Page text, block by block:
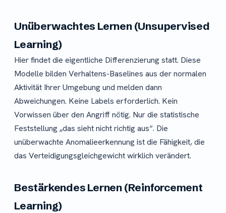
Unüberwachtes Lernen (Unsupervised
Learning)
Hier findet die eigentliche Differenzierung statt. Diese
Modelle bilden Verhaltens-Baselines aus der normalen
Aktivität Ihrer Umgebung und melden dann
Abweichungen. Keine Labels erforderlich. Kein
Vorwissen über den Angriff nötig. Nur die statistische
Feststellung „das sieht nicht richtig aus“. Die
unüberwachte Anomalieerkennung ist die Fähigkeit, die
das Verteidigungsgleichgewicht wirklich verändert.
Bestärkendes Lernen (Reinforcement
Learning)